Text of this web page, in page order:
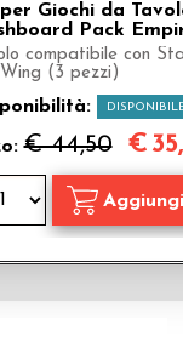
Giochi da
Pack
compatibile con
Wing (3 pezzi)
€ 44,50 €